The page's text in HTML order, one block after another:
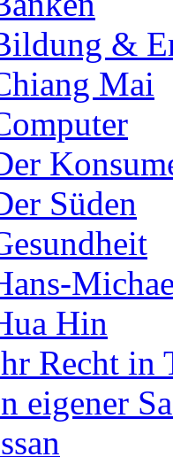
&
Mai
Süden
Hin
Recht in
eigener